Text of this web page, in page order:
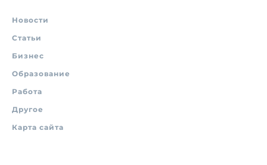
Новости
Статьи
Бизнес
Образование
Работа
Другое
Карта сайта